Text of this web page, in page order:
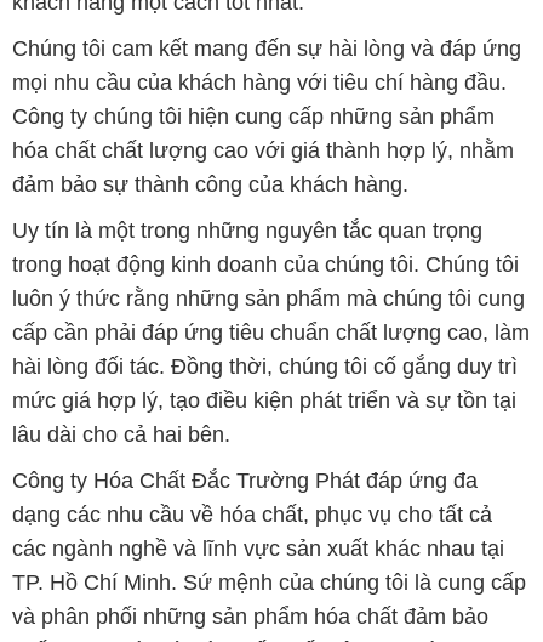
Chúng tôi cam kết mang đến sự hài lòng và đáp ứng
mọi nhu cầu của khách hàng với tiêu chí hàng đầu.
Công ty chúng tôi hiện cung cấp những sản phẩm
hóa chất chất lượng cao với giá thành hợp lý, nhằm
đảm bảo sự thành công của khách hàng.
Uy tín là một trong những nguyên tắc quan trọng
trong hoạt động kinh doanh của chúng tôi. Chúng tôi
luôn ý thức rằng những sản phẩm mà chúng tôi cung
cấp cần phải đáp ứng tiêu chuẩn chất lượng cao, làm
hài lòng đối tác. Đồng thời, chúng tôi cố gắng duy trì
mức giá hợp lý, tạo điều kiện phát triển và sự tồn tại
lâu dài cho cả hai bên.
Công ty Hóa Chất Đắc Trường Phát đáp ứng đa
dạng các nhu cầu về hóa chất, phục vụ cho tất cả
các ngành nghề và lĩnh vực sản xuất khác nhau tại
TP. Hồ Chí Minh. Sứ mệnh của chúng tôi là cung cấp
và phân phối những sản phẩm hóa chất đảm bảo